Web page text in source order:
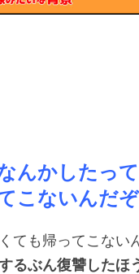
んかしたっ
こないんだぞ
ても帰ってこない
るぶん復讐したほ